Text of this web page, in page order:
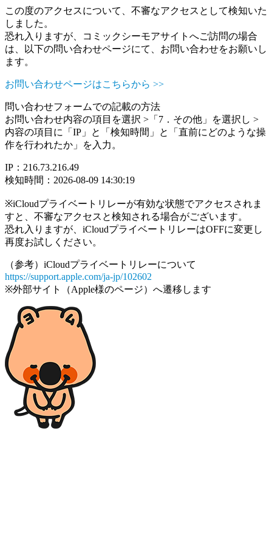
この度のアクセスについて、不審なアクセスとして検知いた
しました。
恐れ入りますが、コミックシーモアサイトへご訪問の場合
は、以下の問い合わせページにて、お問い合わせをお願いし
ます。
お問い合わせページはこちらから >>
問い合わせフォームでの記載の方法
お問い合わせ内容の項目を選択 >「7．その他」を選択し >
内容の項目に「IP」と「検知時間」と「直前にどのような操
作を行われたか」を入力。
IP：216.73.216.49
検知時間：2026-08-09 14:30:19
※iCloudプライベートリレーが有効な状態でアクセスされま
すと、不審なアクセスと検知される場合がございます。
恐れ入りますが、iCloudプライベートリレーはOFFに変更し
再度お試しください。
（参考）iCloudプライベートリレーについて
https://support.apple.com/ja-jp/102602
※外部サイト（Apple様のページ）へ遷移します